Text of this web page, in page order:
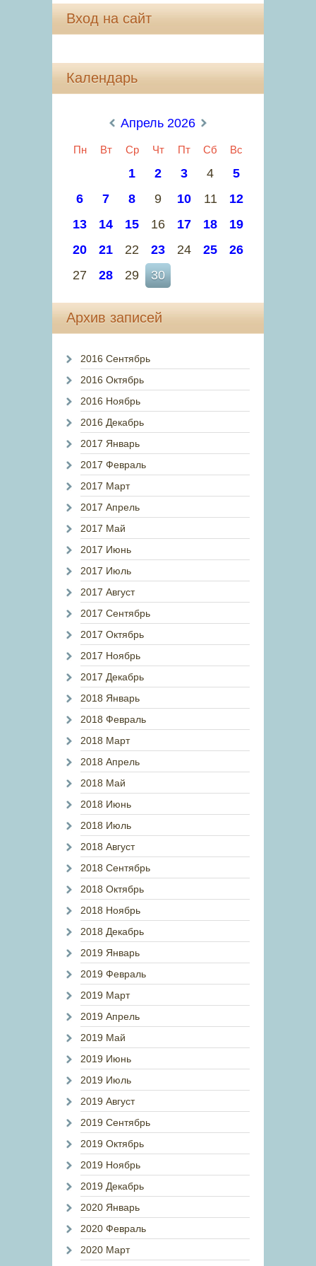
Вход на сайт
Календарь
«Апрель 2026
Пн Вт Ср Чт Пт Сб Вс
1 2 3 4
5
6
7 8 9 10 11
12
13
14 15 16 17 18
19
20
21 22 23 24 25
26
27
28 29 30
Архив записей
2016 Сентябрь
2016 Октябрь
2016 Ноябрь
2016 Декабрь
2017 Январь
2017 Февраль
2017 Март
2017 Апрель
2017 Май
2017 Июнь
2017 Июль
2017 Август
2017 Сентябрь
2017 Октябрь
2017 Ноябрь
2017 Декабрь
2018 Январь
2018 Февраль
2018 Март
2018 Апрель
2018 Май
2018 Июнь
2018 Июль
2018 Август
2018 Сентябрь
2018 Октябрь
2018 Ноябрь
2018 Декабрь
2019 Январь
2019 Февраль
2019 Март
2019 Апрель
2019 Май
2019 Июнь
2019 Июль
2019 Август
2019 Сентябрь
2019 Октябрь
2019 Ноябрь
2019 Декабрь
2020 Январь
2020 Февраль
2020 Март